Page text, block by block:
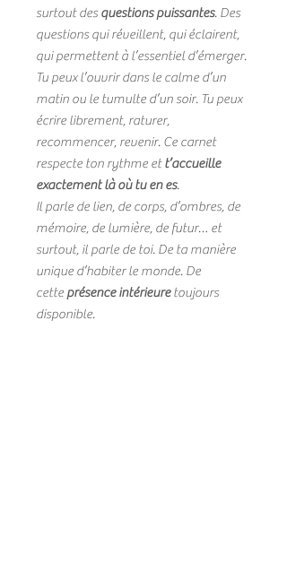
surtout desquestions puissantes. Des
questions qui réveillent, qui éclairent,
qui permettent à l’essentiel d’émerger.
Tu peux l’ouvrir dans le calme d’un
matin ou le tumulte d’un soir. Tu peux
écrire librement, raturer,
recommencer, revenir. Ce carnet
respecte ton rythme ett’accueille
exactement là où tu en es.
Il parle de lien, de corps, d’ombres, de
mémoire, de lumière, de futur… et
surtout, il parle de toi. De ta manière
unique d’habiter le monde. De
cette présence intérieuretoujours
disponible.